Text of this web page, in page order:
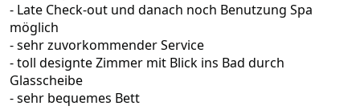
- Late Check-out und danach noch Benutzung Spa
möglich
- sehr zuvorkommender Service
- toll designte Zimmer mit Blick ins Bad durch
Glasscheibe
- sehr bequemes Bett